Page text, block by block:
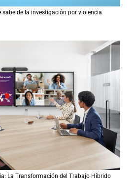
sabe de la investigación por violencia
La Transformación del Trabajo Híbrido